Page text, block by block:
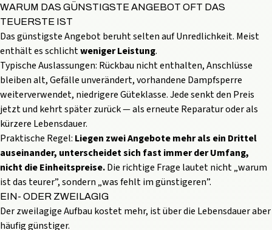
WARUM DAS GÜNSTIGSTE ANGEBOT OFT DAS
TEUERSTE IST
Das günstigste Angebot beruht selten auf Unredlichkeit. Meist
enthält es schlichtweniger Leistung.
Typische Auslassungen: Rückbau nicht enthalten, Anschlüsse
bleiben alt, Gefälle unverändert, vorhandene Dampfsperre
weiterverwendet, niedrigere Güteklasse. Jede senkt den Preis
jetzt und kehrt später zurück — als erneute Reparatur oder als
kürzere Lebensdauer.
Praktische Regel: Liegen zwei Angebote mehr als ein Drittel
auseinander, unterscheidet sich fast immer der Umfang,
nicht die Einheitspreise.Die richtige Frage lautet nicht „warum
ist das teurer”, sondern „was fehlt im günstigeren”.
EIN- ODER ZWEILAGIG
Der zweilagige Aufbau kostet mehr, ist über die Lebensdauer aber
häufig günstiger.